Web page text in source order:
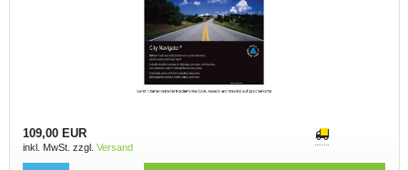
109,00 EUR
inkl. MwSt. zzgl. Versand